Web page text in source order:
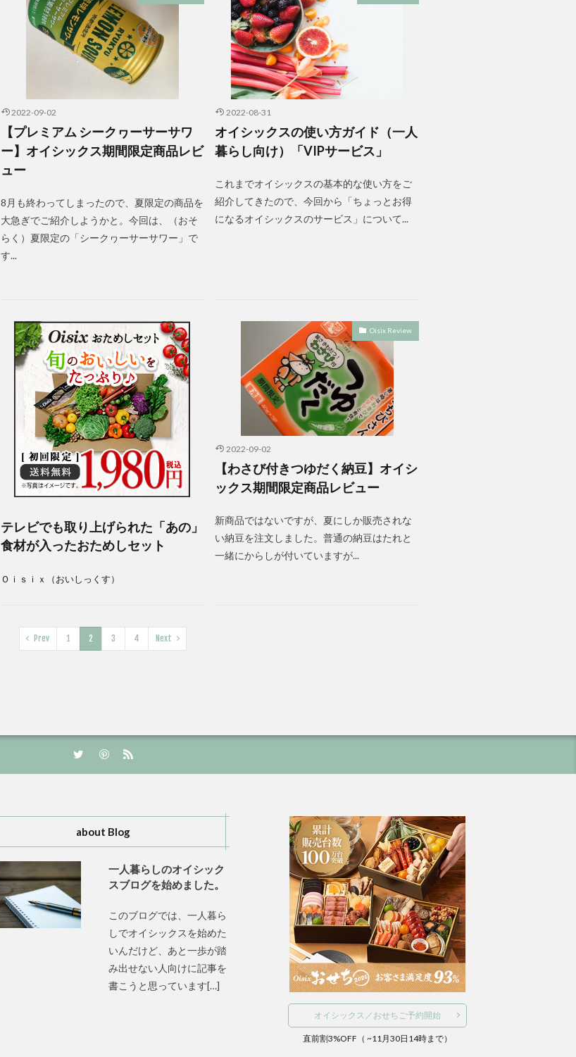
2022-09-02
【プレミアム シークヮーサーサワ
ー】オイシックス期間限定商品レビ
ュー
8月も終わってしまったので、夏限定の商品を
大急ぎでご紹介しようかと。今回は、（おそ
らく）夏限定の「シークヮーサーサワー」で
す...
2022-08-31
オイシックスの使い方ガイド（一人
暮らし向け）「VIPサービス」
これまでオイシックスの基本的な使い方をご
紹介してきたので、今回から「ちょっとお得
になるオイシックスのサービス」について...
テレビでも取り上げられた「あの」
食材が入ったおためしセット
Ｏｉｓｉｘ（おいしっくす）
Oisix Review
2022-09-02
【わさび付きつゆだく納豆】オイシ
ックス期間限定商品レビュー
新商品ではないですが、夏にしか販売されな
い納豆を注文しました。普通の納豆はたれと
一緒にからしが付いていますが...
Prev 1 2 3 4 Next
about Blog
一人暮らしのオイシック
スブログを始めました。
このブログでは、一人暮ら
しでオイシックスを始めた
いんだけど、あと一歩が踏
み出せない人向けに記事を
書こうと思っています[…]
オイシックス／おせちご予約開始
直前割3%OFF（ ~11月30日14時まで）